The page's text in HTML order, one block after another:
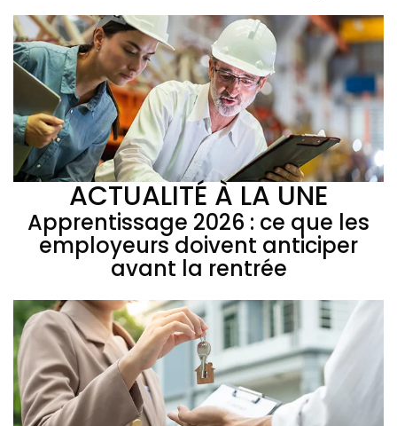
ACTUALITÉ À LA UNE
Apprentissage 2026 : ce que les
employeurs doivent anticiper
avant la rentrée